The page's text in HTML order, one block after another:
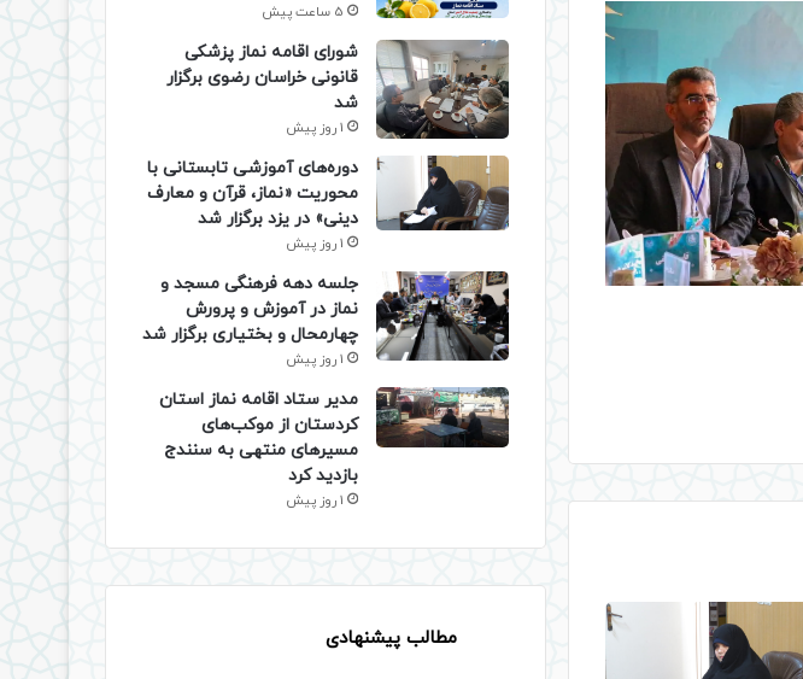
5 ساعت پیش
شورای اقامه نماز پزشکی
قانونی خراسان رضوی برگزار
شد
1 روز پیش
دوره‌های آموزشی تابستانی با
محوریت «نماز، قرآن و معارف
دینی» در یزد برگزار شد
1 روز پیش
جلسه دهه فرهنگی مسجد و
نماز در آموزش و پرورش
چهارمحال و بختیاری برگزار شد
1 روز پیش
مدیر ستاد اقامه نماز استان
کردستان از موکب‌های
مسیرهای منتهی به سنندج
بازدید کرد
1 روز پیش
مطالب پیشنهادی